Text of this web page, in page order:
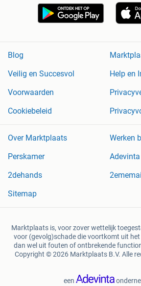
Blog
Veilig en Succesvol
Help en
Voorwaarden
Cookiebeleid
Over Marktplaats
Werken
Perskamer
Adevinta
2dehands
Sitemap
Marktplaats is, voor zover wettelijk
voor (gevolg)schade die voortkomt uit het
dan wel uit fouten of ontbrekende
Copyright © 2026 Marktplaats B.V. Alle
een